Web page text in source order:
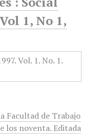
1, No 1,
Facultad de Trabajo
los noventa. Editada